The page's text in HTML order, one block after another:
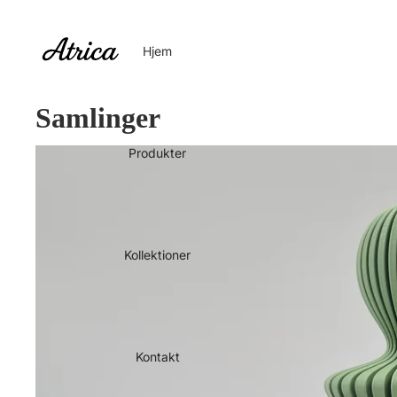
Hjem
Produkter
Kollektioner
Kontakt
Samlinger
"Familien" Mor & Børn